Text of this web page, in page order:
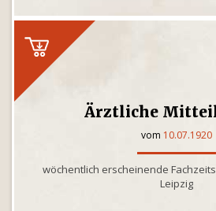
Ärztliche
vom 10.07.1920
wöchentlich erscheinende
Leipzig